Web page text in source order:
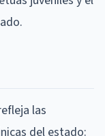
las
del estado: